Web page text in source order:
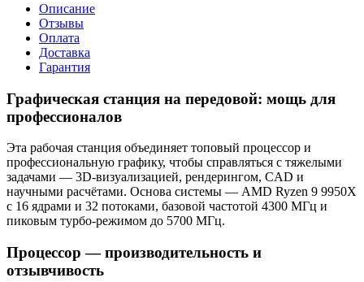
Описание
Отзывы
Оплата
Доставка
Гарантия
Графическая станция на передовой: мощь для
профессионалов
Эта рабочая станция объединяет топовый процессор и
профессиональную графику, чтобы справляться с тяжелыми
задачами — 3D-визуализацией, рендерингом, CAD и
научными расчётами. Основа системы — AMD Ryzen 9 9950X
с 16 ядрами и 32 потоками, базовой частотой 4300 МГц и
пиковым турбо-режимом до 5700 МГц.
Процессор — производительность и
отзывчивость